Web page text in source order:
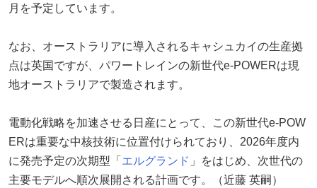
月を予定しています。
なお、オーストラリアに導入されるキャシュカイの生産拠
点は英国ですが、パワートレインの新世代e-POWERは現
地オーストラリアで製造されます。
電動化戦略を加速させる日産にとって、この新世代e-POW
ERは重要な中核技術に位置付けられており、2026年度内
に発売予定の次期型「 エルグランド 」をはじめ、次世代の
主要モデルへ順次展開される計画です。（近藤 英嗣）